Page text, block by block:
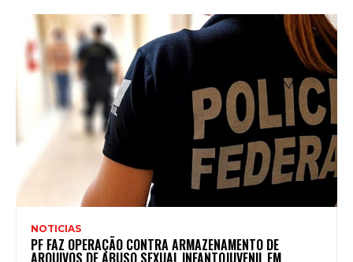
NOTICIAS
PF FAZ OPERAÇÃO CONTRA ARMAZENAMENTO DE
ARQUIVOS DE ABUSO SEXUAL INFANTOJUVENIL EM